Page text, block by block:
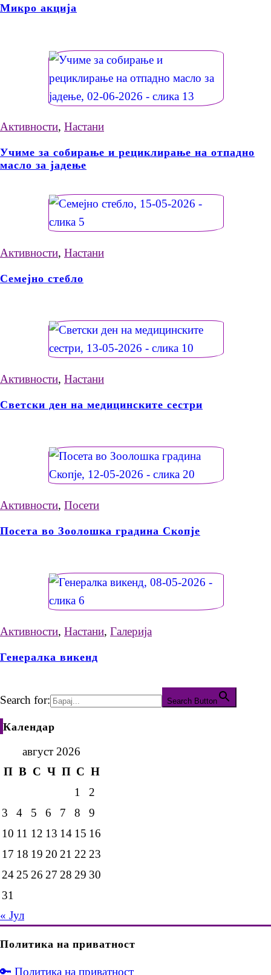
Микро акција
Активности, Настани
Учиме за собирање и рециклирање на отпадно
масло за јадење
Активности, Настани
Семејно стебло
Активности, Настани
Светски ден на медицинските сестри
Активности, Посети
Посета во Зоолошка градина Скопје
Активности, Настани, Галерија
Генералка викенд
Search for: Search Button
Календар
август 2026
П В С Ч П С Н
1
2
3
4 5 6 7 8
9
10 11 12 13 14 15 16
17 18 19 20 21 22 23
2425 26 27 28 29 30
31
« Јул
Политика на приватност
🔑 Политика на приватност